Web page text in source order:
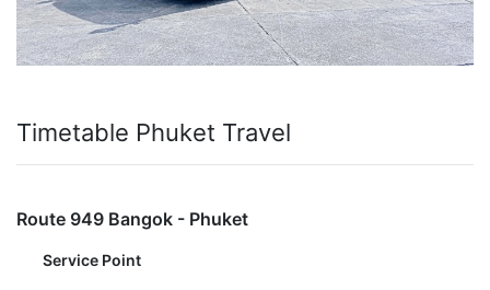
Timetable Phuket Travel
Route 949 Bangok - Phuket
Service Point